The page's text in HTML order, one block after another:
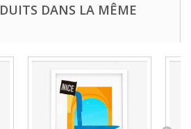
DANS LA MÊME